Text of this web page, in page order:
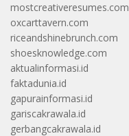
mostcreativeresumes.com
oxcarttavern.com
riceandshinebrunch.com
shoesknowledge.com
aktualinformasi.id
faktadunia.id
gapurainformasi.id
gariscakrawala.id
gerbangcakrawala.id